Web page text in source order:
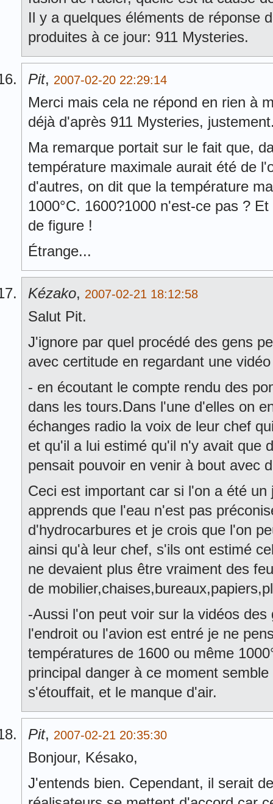
Il y a quelques éléments de réponse
produites à ce jour: 911 Mysteries.
Pit, 2007-02-20 22:29:14
Merci mais cela ne répond en rien à
déjà d'après 911 Mysteries,
Ma remarque portait sur le fait que,
température maximale aurait été de
d'autres, on dit que la température
1000°C. 1600?1000 n'est-ce pas ?
de figure !
Étrange...
Kézako, 2007-02-21 18:12:58
Salut Pit.
J'ignore par quel procédé des gens
avec certitude en regardant une
- en écoutant le compte rendu des
dans les tours.Dans l'une d'elles on
échanges radio la voix de leur chef
et qu'il a lui estimé qu'il n'y avait que
pensait pouvoir en venir à bout avec
Ceci est important car si l'on a été
apprends que l'eau n'est pas
d'hydrocarbures et je crois que l'on
ainsi qu'à leur chef, s'ils ont estimé
ne devaient plus être vraiment des
de
-Aussi l'on peut voir sur la vidéos
l'endroit ou l'avion est entré je ne
températures de 1600 ou même
principal danger à ce moment
s'étouffait, et le manque d'air.
Pit, 2007-02-21 20:35:30
Bonjour, Késako,
J'entends bien. Cependant, il serait